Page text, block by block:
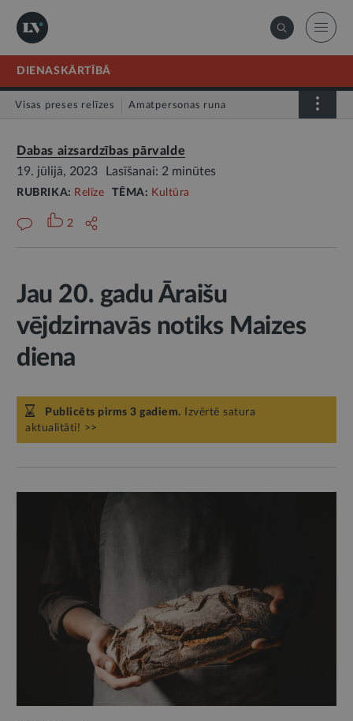
DIENASKĀRTĪBĀ
Visas preses relīzes Amatpersonas runa
Dabas aizsardzības pārvalde
19. jūlijā, 2023
Lasīšanai: 2 minūtes
RUBRIKA: Relīze TĒMA: Kultūra
2
Jau 20. gadu Āraišu
vējdzirnavās notiks Maizes
diena
Publicēts pirms 3 gadiem. Izvērtē satura
aktualitāti! >>